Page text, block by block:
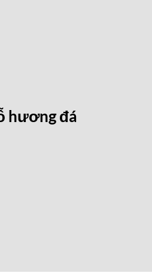
hương đá